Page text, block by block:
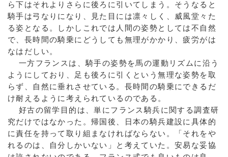
ら下はそれよりさらに後ろに引いてしまう。そうなると
騎手は弓なりになり、見た目には凛々しく、威風堂々た
る姿となる。しかしこれでは人間の姿勢としては不自然
で、長時間の騎乗にどうしても無理がかかり、疲労がは
なはだしい。
一方フランスは、騎手の姿勢を馬の運動リズムに沿う
ようにしており、足も後ろに引くという無理な姿勢を取
らず、自然に垂れさせている。長時間の騎乗にできるだ
け耐えるように考えられているのである。
好古の留学目的は、単にフランス騎兵に関する調査研
究だけではなかった。帰国後、日本の騎兵建設に具体的
に責任を持って取り組まなければならない。「それをや
れるのは、自分しかいない」と考えていた。安易な妥協